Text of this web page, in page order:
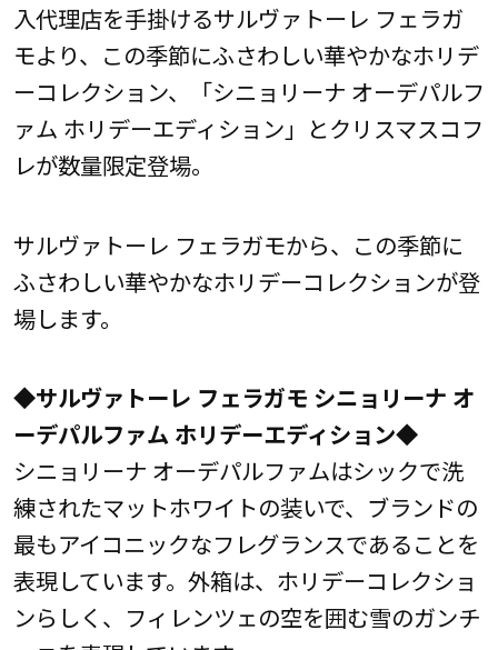
入代理店を手掛けるサルヴァトーレ フェラガ
モより、この季節にふさわしい華やかなホリデ
ーコレクション、「シニョリーナ オーデパルフ
ァム ホリデーエディション」とクリスマスコフ
レが数量限定登場。
サルヴァトーレ フェラガモから、この季節に
ふさわしい華やかなホリデーコレクションが登
場します。
◆サルヴァトーレ フェラガモ シニョリーナ オ
ーデパルファム ホリデーエディション◆
シニョリーナ オーデパルファムはシックで洗
練されたマットホワイトの装いで、ブランドの
最もアイコニックなフレグランスであることを
表現しています。外箱は、ホリデーコレクショ
ンらしく、フィレンツェの空を囲む雪のガンチ